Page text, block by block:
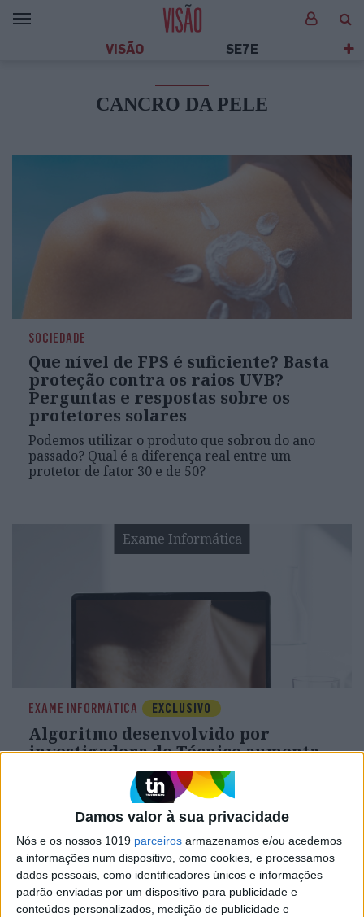
Damos valor à sua privacidade
Nós e os nossos 1019 parceiros armazenamos e/ou acedemos
a informações num dispositivo, como cookies, e processamos
dados pessoais, como identificadores únicos e informações
padrão enviadas por um dispositivo para publicidade e
conteúdos personalizados, medição de publicidade e
VISÃO SE7E
CANCRO DA PELE
SOCIEDADE
Que nível de FPS é suficiente? Basta
proteção contra os raios UVB?
Perguntas e respostas sobre os
protetores solares
Podemos utilizar o produto que sobrou do ano
passado? Qual é a diferença real entre um
protetor de fator 30 e de 50?
Exame Informática
EXAME INFORMÁTICA EXCLUSIVO
Algoritmo desenvolvido por
investigadora do Técnico aumenta
em 12% a precisão no diagnóstico de
cancro da pele
Publicado na revista Nature Medicine, trabalho
resulta da colaboração internacional entre
dermatologistas e cientistas computacionais.
Aprendizagem por reforço, com ponderação,
está na base desta nova versão